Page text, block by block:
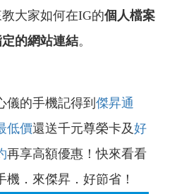
大家如何在IG的個人檔案
的網站連結。
的手機記得到 傑昇通
低價還送千元尊榮卡及好
再享高額優惠！快來看看
機．來傑昇．好節省！